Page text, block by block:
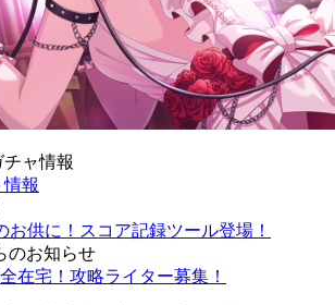
ャ情報
報
お供に！スコア記録ツール登場！
のお知らせ
在宅！攻略ライター募集！